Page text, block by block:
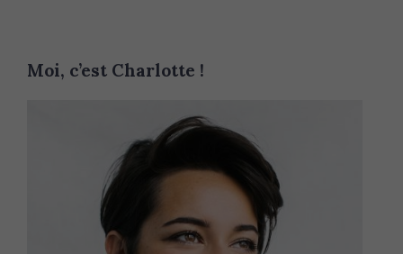
Moi, c’est Charlotte !